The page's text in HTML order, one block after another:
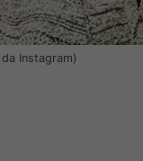
Instagram)